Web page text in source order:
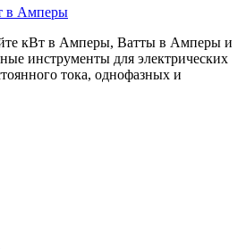
в Амперы
кВт в Амперы, Ватты в Амперы и
инструменты для электрических
тока, однофазных и